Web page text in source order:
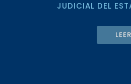
JUDICIAL DEL